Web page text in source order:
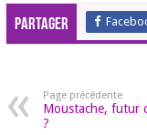
Partager
Page précédente
Moustache, futur
?